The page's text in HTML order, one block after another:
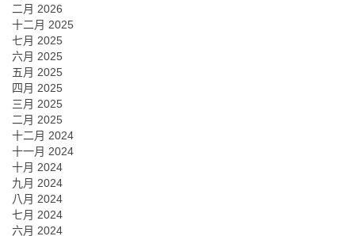
二月 2026
十二月 2025
七月 2025
六月 2025
五月 2025
四月 2025
三月 2025
二月 2025
十二月 2024
十一月 2024
十月 2024
九月 2024
八月 2024
七月 2024
六月 2024